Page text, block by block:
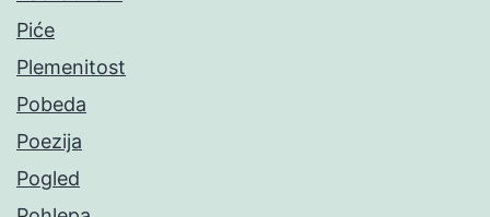
Piće
Plemenitost
Pobeda
Poezija
Pogled